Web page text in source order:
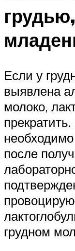
Если у
выявлена
молоко,
после
грудном